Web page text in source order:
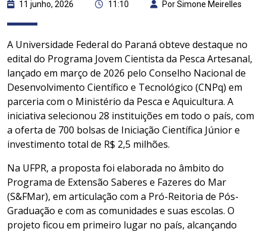
11 junho, 2026 11:10 Por Simone Meirelles
A Universidade Federal do Paraná obteve destaque no
edital do Programa Jovem Cientista da Pesca Artesanal,
lançado em março de 2026 pelo Conselho Nacional de
Desenvolvimento Científico e Tecnológico (CNPq) em
parceria com o Ministério da Pesca e Aquicultura. A
iniciativa selecionou 28 instituições em todo o país, com
a oferta de 700 bolsas de Iniciação Científica Júnior e
investimento total de R$ 2,5 milhões.
Na UFPR, a proposta foi elaborada no âmbito do
Programa de Extensão Saberes e Fazeres do Mar
(S&FMar), em articulação com a Pró-Reitoria de Pós-
Graduação e com as comunidades e suas escolas. O
projeto ficou em primeiro lugar no país, alcançando